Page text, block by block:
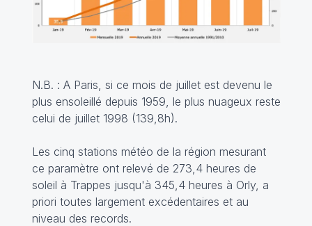
N.B. : A Paris, si ce mois de juillet est devenu le
plus ensoleillé depuis 1959, le plus nuageux reste
celui de juillet 1998 (139,8h).
Les cinq stations météo de la région mesurant
ce paramètre ont relevé de 273,4 heures de
soleil à Trappes jusqu'à 345,4 heures à Orly, a
priori toutes largement excédentaires et au
niveau des records.